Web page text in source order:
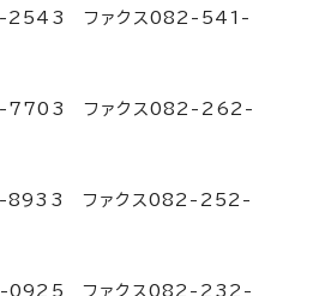
2543 ファクス082-541-
7703 ファクス082-262-
8933 ファクス082-252-
0925 ファクス082-232-